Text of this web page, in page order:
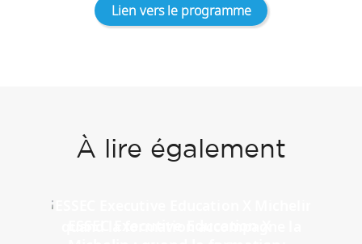
Lien vers le programme
À lire également